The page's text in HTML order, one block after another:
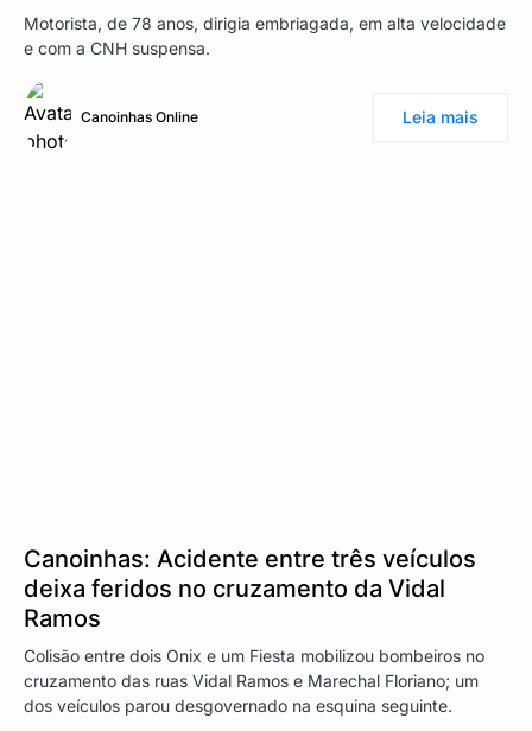
Motorista, de 78 anos, dirigia embriagada, em alta velocidade
e com a CNH suspensa.
Canoinhas Online Leia mais
Canoinhas: Acidente entre três veículos
deixa feridos no cruzamento da Vidal
Ramos
Colisão entre dois Onix e um Fiesta mobilizou bombeiros no
cruzamento das ruas Vidal Ramos e Marechal Floriano; um
dos veículos parou desgovernado na esquina seguinte.